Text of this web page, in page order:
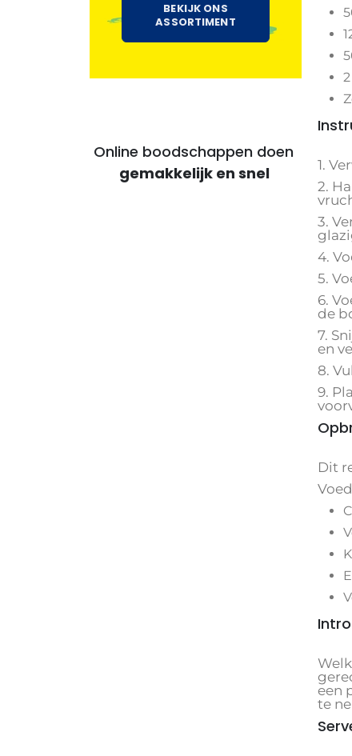
1.
2.
3.
4.
5.
6.
de
7.
en
8.
9.
Dit
een
te
BEKIJK ONS
ASSORTIMENT
Online boodschappen doen
voor voordelige maaltijden